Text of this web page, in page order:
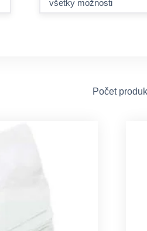
všetky možnosti
Počet